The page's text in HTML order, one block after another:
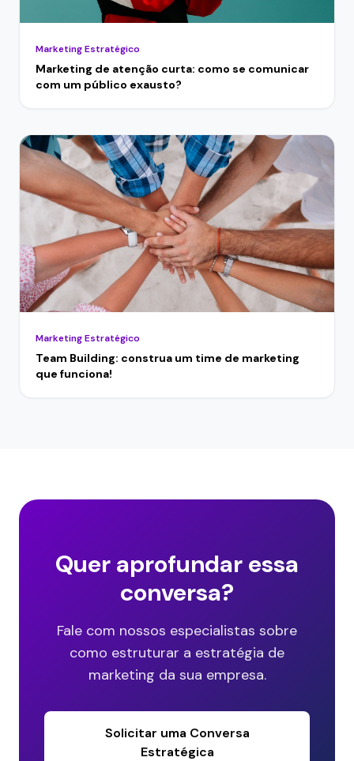
Marketing Estratégico
Marketing de atenção curta: como se comunicar
com um público exausto?
Marketing Estratégico
Team Building: construa um time de marketing
que funciona!
Quer aprofundar essa
conversa?
Fale com nossos especialistas sobre
como estruturar a estratégia de
marketing da sua empresa.
Solicitar uma Conversa
Estratégica